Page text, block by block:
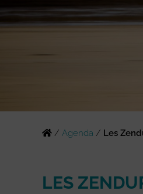
/ Agenda / Les
LES